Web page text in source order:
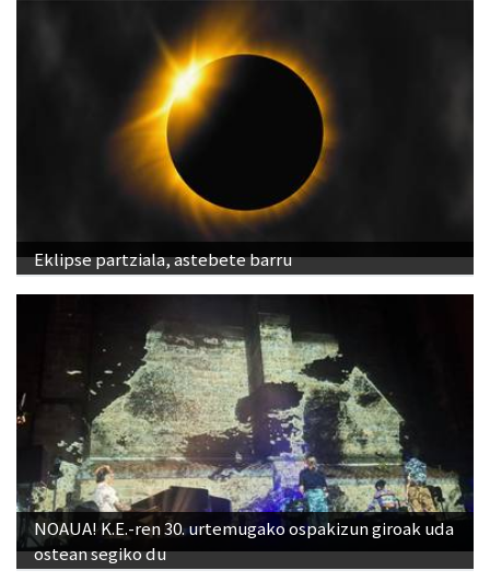
Eklipse partziala, astebete barru
NOAUA! K.E.-ren 30. urtemugako ospakizun giroak uda
ostean segiko du